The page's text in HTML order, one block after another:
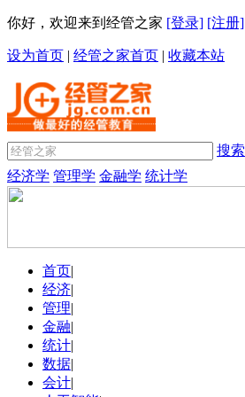
你好，欢迎来到经管之家 [登录] [注册]
设为首页 | 经管之家首页 | 收藏本站
搜索
经济学 管理学 金融学 统计学
首页|
经济|
管理|
金融|
统计|
数据|
会计|